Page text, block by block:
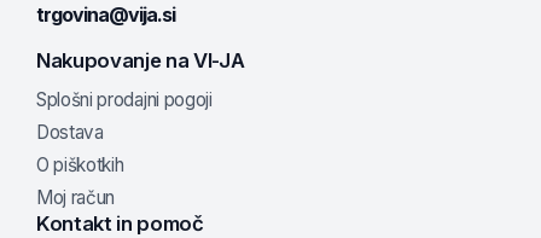
trgovina@vija.si
Nakupovanje na VI-JA
Splošni prodajni pogoji
Dostava
O piškotkih
Moj račun
Kontakt in pomoč